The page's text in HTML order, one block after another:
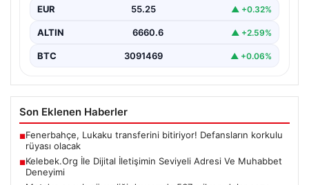
EUR 55.25 ▲ +0.32%
ALTIN 6660.6 ▲ +2.59%
BTC 3091469 ▲ +0.06%
Son Eklenen Haberler
■Fenerbahçe, Lukaku transferini bitiriyor! Defansların korkulu
rüyası olacak
■Kelebek.Org İle Dijital İletişimin Seviyeli Adresi Ve Muhabbet
Deneyimi